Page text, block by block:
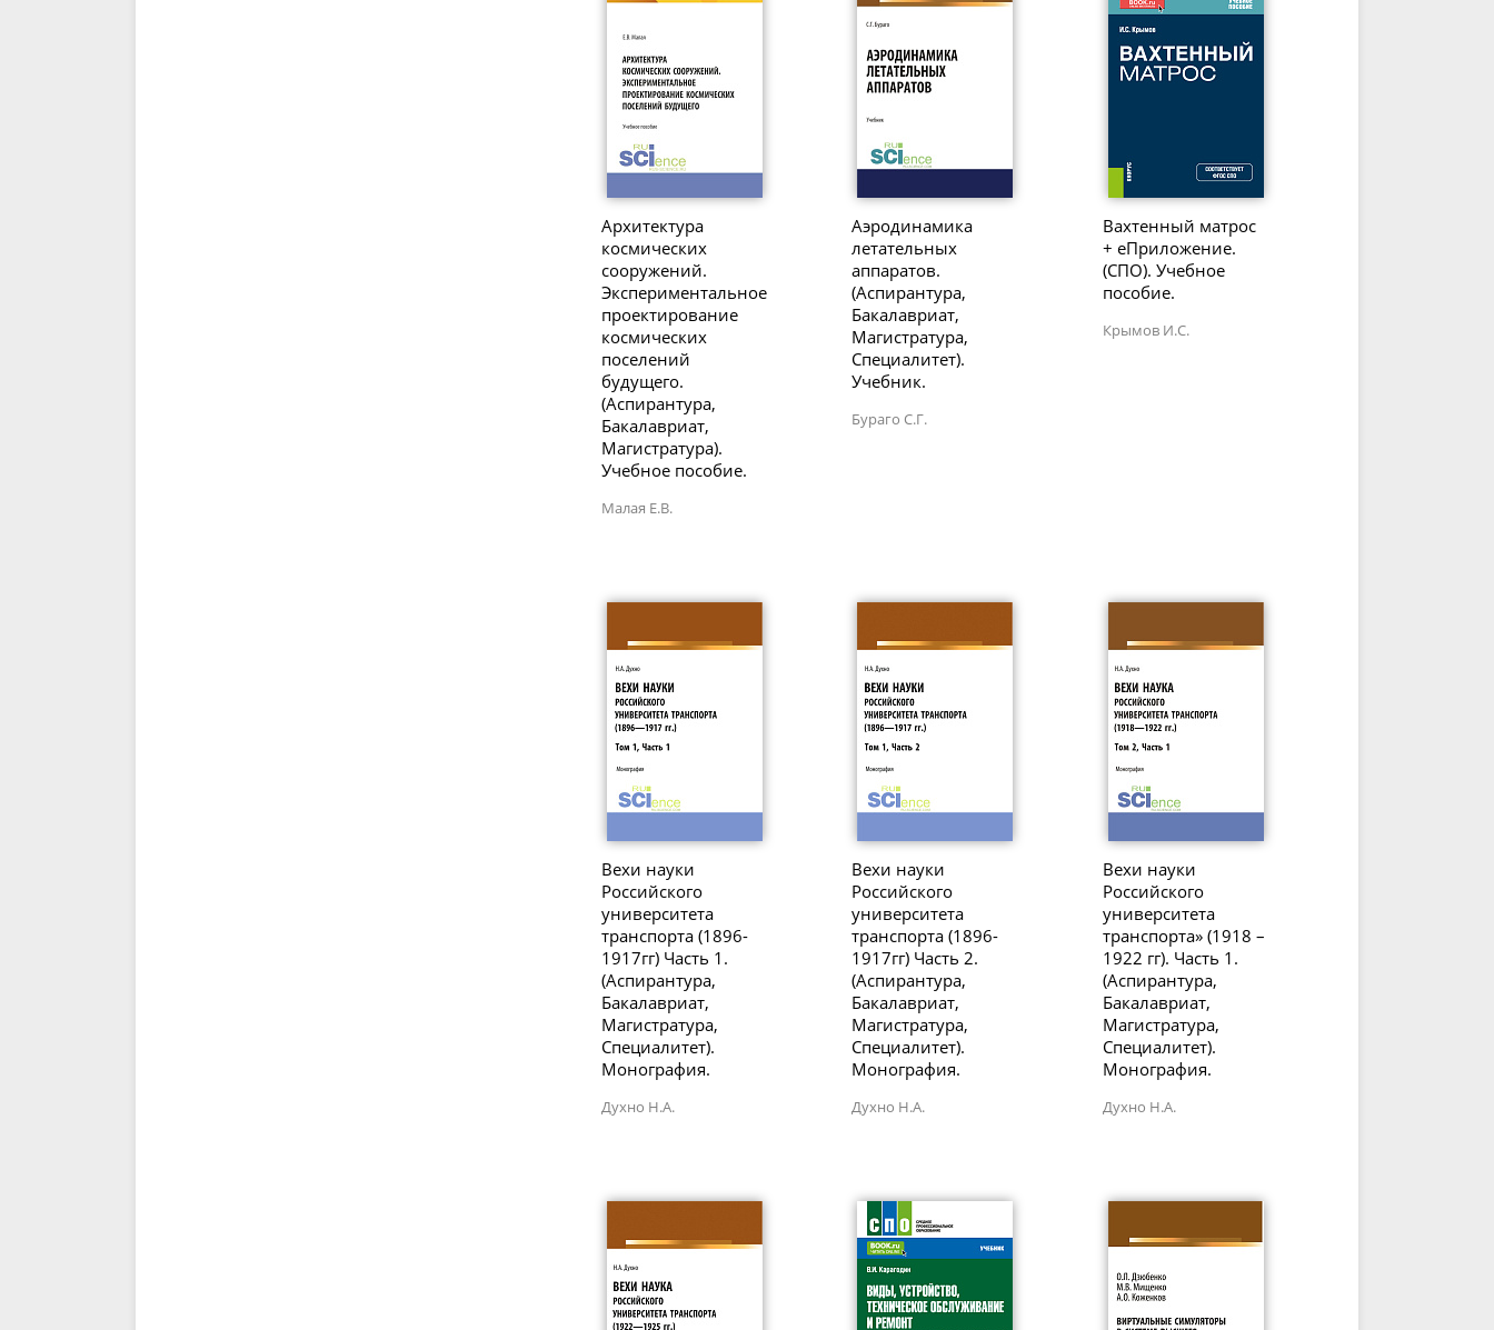
Архитектура
космических
сооружений.
Экспериментальное
проектирование
космических
поселений
будущего.
(Аспирантура,
Бакалавриат,
Магистратура).
Учебное пособие.
Малая Е.В.
Аэродинамика
летательных
аппаратов.
(Аспирантура,
Бакалавриат,
Магистратура,
Специалитет).
Учебник.
Бураго С.Г.
Вахтенный матрос
+ еПриложение.
(СПО). Учебное
пособие.
Крымов И.С.
Вехи науки
Российского
университета
транспорта (1896-
1917гг) Часть 1.
(Аспирантура,
Бакалавриат,
Магистратура,
Специалитет).
Монография.
Духно Н.А.
Вехи науки
Российского
университета
транспорта (1896-
1917гг) Часть 2.
(Аспирантура,
Бакалавриат,
Магистратура,
Специалитет).
Монография.
Духно Н.А.
Вехи науки
Российского
университета
транспорта» (1918 –
1922 гг). Часть 1.
(Аспирантура,
Бакалавриат,
Магистратура,
Специалитет).
Монография.
Духно Н.А.